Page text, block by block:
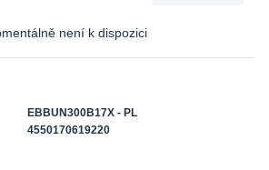
není k dispozici
EBBUN300B17X - PL
4550170619220